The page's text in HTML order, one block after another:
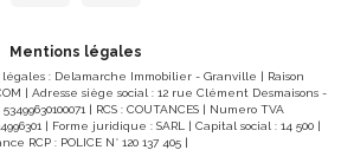
2022 et 2023
sur le site
auxquels ce
Géorisques :
DELAMARCHE
Mentions légales
: Delamarche Immobilier - Granville | Raison
| Adresse siège social : 12 rue Clément Desmaisons -
| RCS : COUTANCES | Numero TVA
| Forme juridique : SARL | Capital social : 14 500 |
RCP : POLICE N° 120 137 405 |